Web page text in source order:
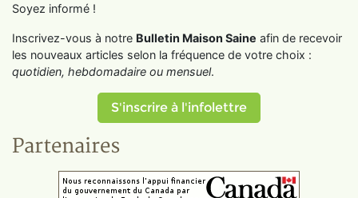
Soyez informé !
Inscrivez-vous à notre Bulletin Maison Saine afin de recevoir
les nouveaux articles selon la fréquence de votre choix :
quotidien, hebdomadaire ou mensuel.
S'inscrire à l'infolettre
Partenaires